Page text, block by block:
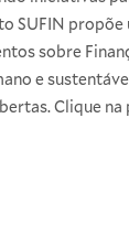
SUFIN
sobre
e
Clique